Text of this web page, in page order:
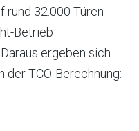
rund 32.000 Türen
Betrieb
ergeben sich
der TCO-Berechnung: